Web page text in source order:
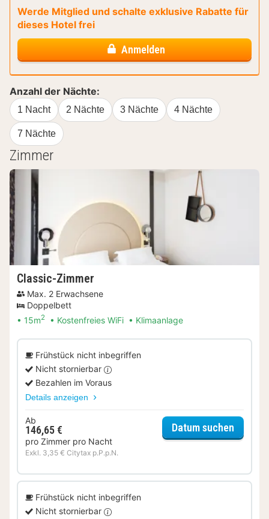
Werde Mitglied und schalte exklusive Rabatte für
dieses Hotel frei
Anmelden
Anzahl der Nächte:
1 Nacht 2 Nächte 3 Nächte 4 Nächte
7 Nächte
Zimmer
Classic-Zimmer
Max. 2 Erwachsene
Doppelbett
15m2 Kostenfreies WiFi Klimaanlage
Frühstück nicht inbegriffen
Nicht stornierbar
Bezahlen im Voraus
Details anzeigen
Ab
146,65 €
pro Zimmer pro Nacht
Exkl. 3,35 € Citytax p.P.p.N.
Datum suchen
Frühstück nicht inbegriffen
Nicht stornierbar